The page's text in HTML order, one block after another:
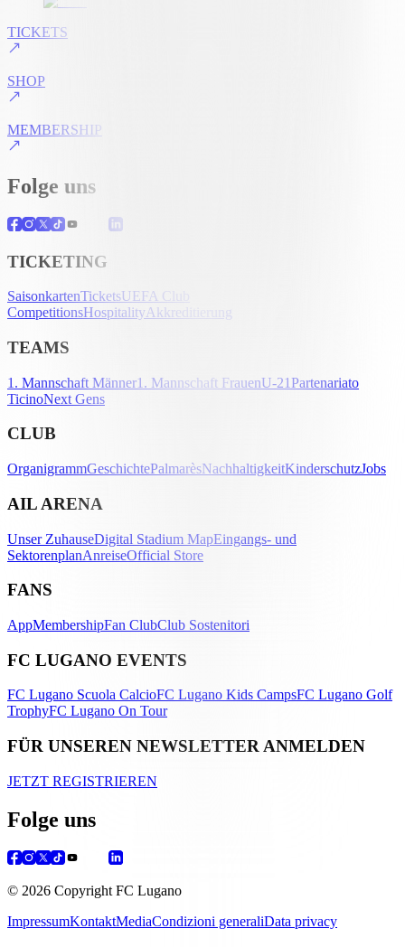
TICKETS
SHOP
MEMBERSHIP
Folge uns
TICKETING
SaisonkartenTicketsUEFA Club
CompetitionsHospitalityAkkreditierung
TEAMS
1. Mannschaft Männer1. Mannschaft FrauenU-21 Partenariato
TicinoNext Gens
CLUB
OrganigrammGeschichtePalmarèsNachhaltigkeitKinderschutzJobs
AIL ARENA
Unser ZuhauseDigital Stadium MapEingangs- und
SektorenplanAnreiseOfficial Store
FANS
AppMembershipFan ClubClub Sostenitori
FC LUGANO EVENTS
FC Lugano Scuola CalcioFC Lugano Kids CampsFC Lugano Golf
TrophyFC Lugano On Tour
FÜR UNSEREN NEWSLETTER ANMELDEN
JETZT REGISTRIEREN
Folge uns
© 2026 Copyright FC Lugano
ImpressumKontaktMediaCondizioni generaliData privacy